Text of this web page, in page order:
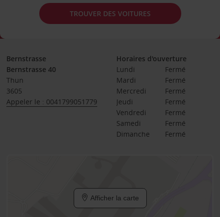
TROUVER DES VOITURES
Bernstrasse
Bernstrasse 40
Thun
3605
Appeler le : 0041799051779
Horaires d'ouverture
Lundi
Fermé
Mardi
Fermé
Mercredi
Fermé
Jeudi
Fermé
Vendredi
Fermé
Samedi
Fermé
Dimanche
Fermé
Afficher la carte